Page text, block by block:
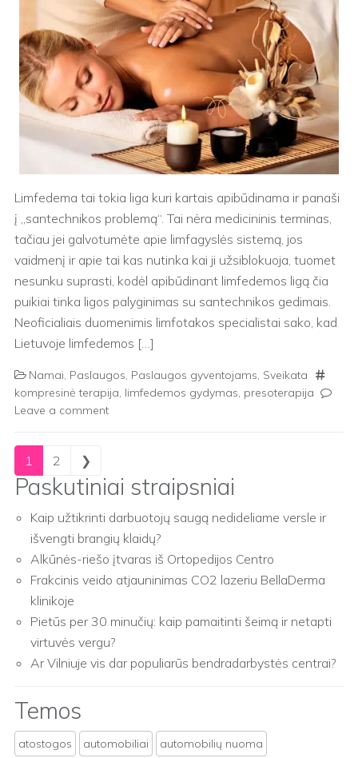
Limfedema tai tokia liga kuri kartais apibūdinama ir panaši
į „santechnikos problemą“. Tai nėra medicininis terminas,
tačiau jei galvotumėte apie limfagyslės sistemą, jos
vaidmenį ir apie tai kas nutinka kai ji užsiblokuoja, tuomet
nesunku suprasti, kodėl apibūdinant limfedemos ligą čia
puikiai tinka ligos palyginimas su santechnikos gedimais.
Neoficialiais duomenimis limfotakos specialistai sako, kad
Lietuvoje limfedemos […]
Namai, Paslaugos, Paslaugos gyventojams, Sveikata
kompresinė terapija, limfedemos gydymas, presoterapija
Leave a comment
Posts navigation
1 2 ❯
Paskutiniai straipsniai
Kaip užtikrinti darbuotojų saugą nedideliame versle ir
išvengti brangių klaidų?
Alkūnės-riešo įtvaras iš Ortopedijos Centro
Frakcinis veido atjauninimas CO2 lazeriu BellaDerma
klinikoje
Pietūs per 30 minučių: kaip pamaitinti šeimą ir netapti
virtuvės vergu?
Ar Vilniuje vis dar populiarūs bendradarbystės centrai?
Temos
atostogos automobiliai
automobilių nuoma